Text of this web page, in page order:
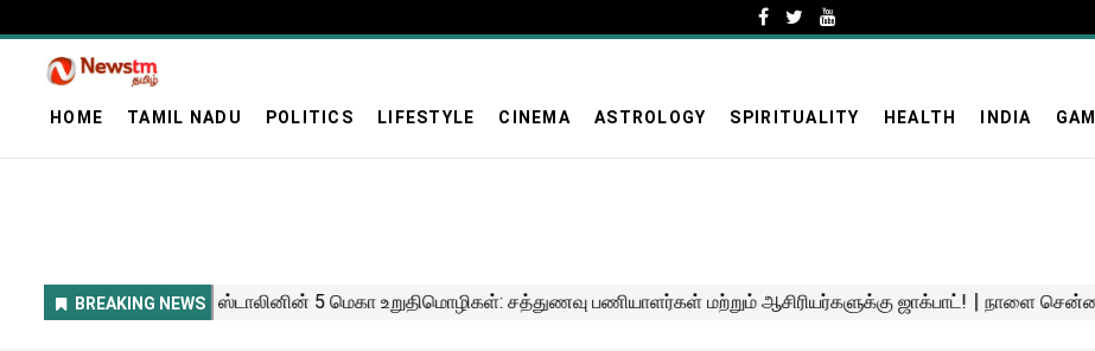
HOME TAMIL NADU POLITICS LIFESTYLE CINEMA ASTROLOGY SPIRITUALITY HEALTH INDIA